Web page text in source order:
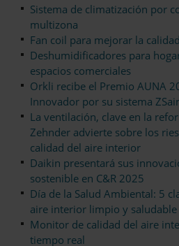
Sistema de climatización por
multizona
Fan coil para mejorar la
Deshumidificadores para
espacios comerciales
Orkli recibe el Premio AUNA
Innovador por su sistema
La ventilación, clave en la
Zehnder advierte sobre los
calidad del aire interior
Daikin presentará sus
sostenible en C&R 2025
Día de la Salud Ambiental: 5
aire interior limpio y saludable
Monitor de calidad del aire
tiempo real